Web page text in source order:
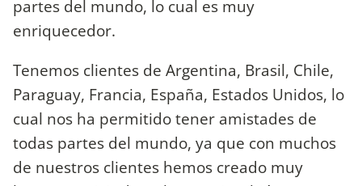
partes del mundo, lo cual es muy
enriquecedor.
Tenemos clientes de Argentina, Brasil, Chile,
Paraguay, Francia, España, Estados Unidos, lo
cual nos ha permitido tener amistades de
todas partes del mundo, ya que con muchos
de nuestros clientes hemos creado muy